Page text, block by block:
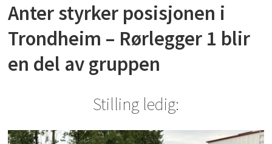
Anter styrker posisjonen i
Trondheim – Rørlegger 1 blir
en del av gruppen
Stilling ledig: